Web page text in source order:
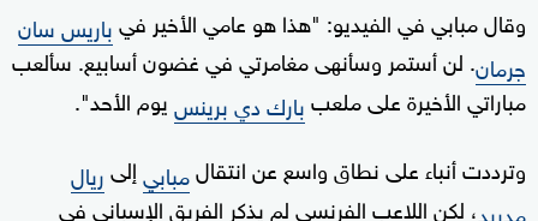
وقال مبابي في الفيديو: "هذا هو عامي الأخير فيباريس سان
جرمان. لن أستمر وسأنهى مغامرتي في غضون أسابيع. سألعب
مباراتي الأخيرة على ملعببارك دي برينسيوم الأحد".
وترددت أنباء على نطاق واسع عن انتقالمبابيإلىريال
مدريد، لكن اللاعب الفرنسي لم يذكر الفريق الإسباني في